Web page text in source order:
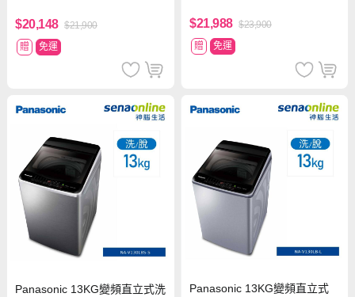
$20,148 $21,900
贈
免運
$21,988 $23,900
贈
免運
Panasonic 13KG變頻直立式洗
Panasonic 13KG變頻直立式